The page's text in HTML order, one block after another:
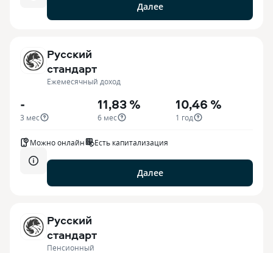
Далее
Русский
стандарт
Ежемесячный доход
-
3 мес
11,83 %
6 мес
10,46 %
1 год
Можно онлайн Есть капитализация
Далее
Русский
стандарт
Пенсионный